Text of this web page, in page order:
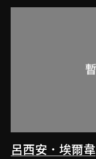
呂西安．埃爾韋